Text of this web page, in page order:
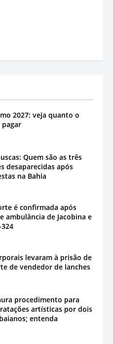
2027: veja quanto o
Quem são as três
desaparecidas após
na Bahia
é confirmada após
ambulância de Jacobina e
levaram à prisão de
de vendedor de lanches
procedimento para
artísticas por dois
entenda